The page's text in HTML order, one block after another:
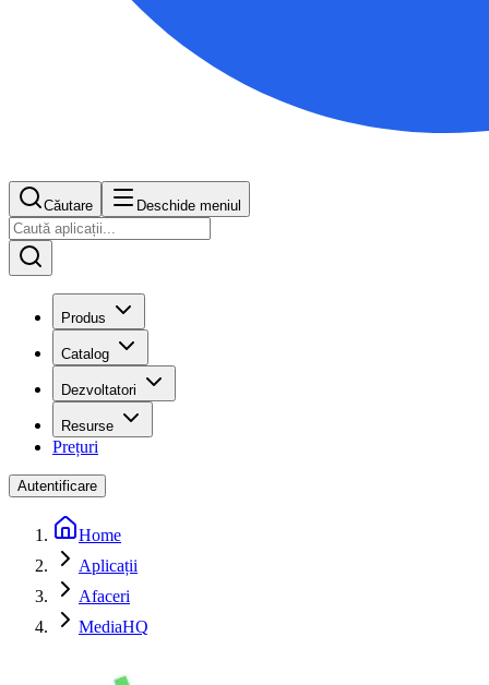
Căutare Deschide meniul
Produs
Catalog
Dezvoltatori
Resurse
Prețuri
Autentificare
Home
Aplicații
Afaceri
MediaHQ